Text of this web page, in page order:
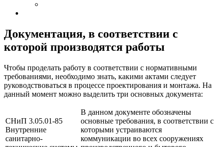
Документация, в соответствии с
которой производятся работы
Чтобы проделать работу в соответствии с нормативными
требованиями, необходимо знать, какими актами следует
руководствоваться в процессе проектирования и монтажа. На
данный момент можно выделить три основных документа:
СНиП 3.05.01-85
Внутренние
санитарно-
В данном документе обозначены
основные требования, в соответствии с
которыми устраиваются
коммуникации во всех сооружениях